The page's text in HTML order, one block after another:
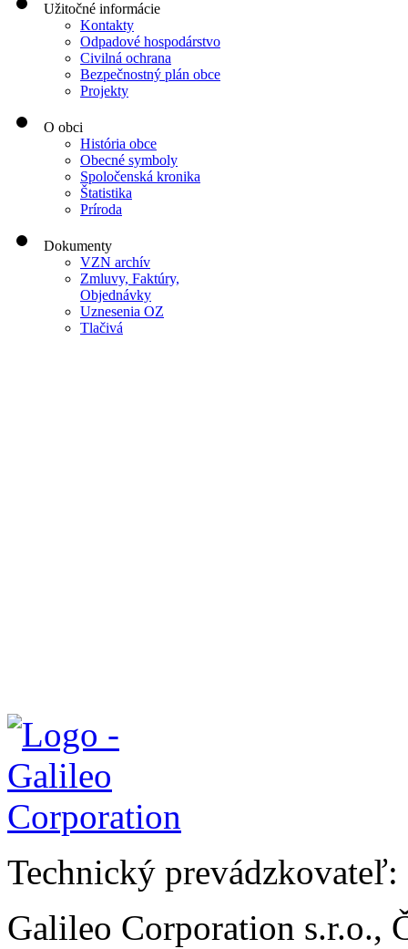
Užitočné informácie
Kontakty
Odpadové hospodárstvo
Civilná ochrana
Bezpečnostný plán obce
Projekty
O obci
História obce
Obecné symboly
Spoločenská kronika
Štatistika
Príroda
Dokumenty
VZN archív
Zmluvy, Faktúry,
Objednávky
Uznesenia OZ
Tlačivá
Technický prevádzkovateľ:
Galileo Corporation s.r.o.,